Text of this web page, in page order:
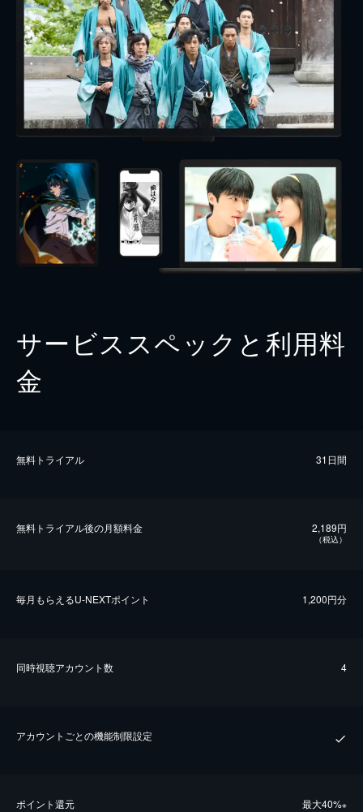
サービススペックと利用料
金
無料トライアル 31日間
無料トライアル後の⽉額料金 2,189円
（税込）
毎⽉もらえるU-NEXTポイント 1,200円分
同時視聴アカウント数 4
アカウントごとの機能制限設定
ポイント還元 最⼤40%※